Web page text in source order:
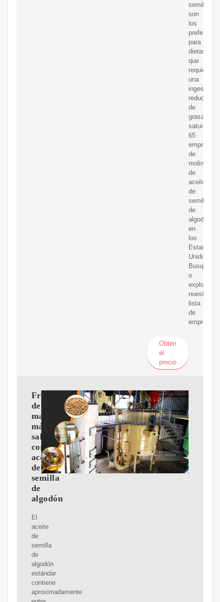
semillas
son
los
preferidos
para
dietas
que
requieren
una
ingesta
reducida
de
grasas
saturadas.
65
empresas
de
molinos
de
aceite
de
semilla
de
algodón
en
los
Estados
Unidos.
Busque
o
explore
nuestra
lista
de
empresas
Obtén
el
precio
Freír
de
manera
más
saludable
con…
aceite
de
semilla
de
algodón
El
aceite
de
semilla
de
algodón
estándar
contiene
aproximadamente